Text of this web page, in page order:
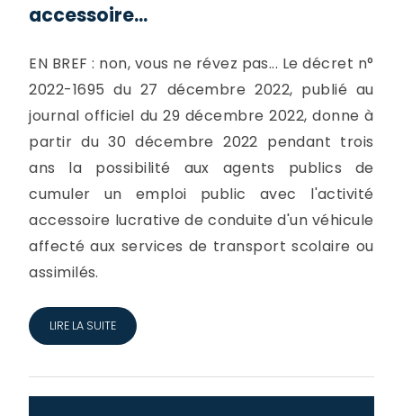
accessoire...
EN BREF : non, vous ne révez pas... Le décret n°
2022-1695 du 27 décembre 2022, publié au
journal officiel du 29 décembre 2022, donne à
partir du 30 décembre 2022 pendant trois
ans la possibilité aux agents publics de
cumuler un emploi public avec l'activité
accessoire lucrative de conduite d'un véhicule
affecté aux services de transport scolaire ou
assimilés.
LIRE LA SUITE